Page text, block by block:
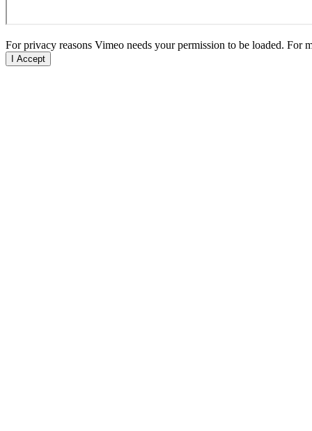
For privacy reasons Vimeo needs your permission to be loaded. For
I Accept